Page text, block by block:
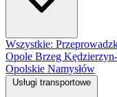
Wszystkie:
Opole Brzeg
Opolskie Namysłów
Usługi transportowe